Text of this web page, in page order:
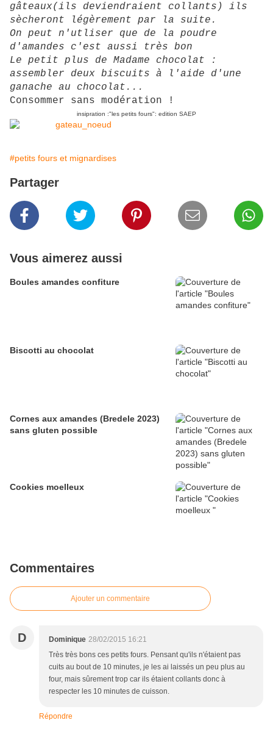
gâteaux(ils deviendraient collants) ils
sècheront légèrement par la suite.
On peut n'utliser que de la poudre
d'amandes c'est aussi très bon
Le petit plus de Madame chocolat :
assembler deux biscuits à l'aide d'une
ganache au chocolat...
Consommer sans modération !
insipration :"les petits fours": edition SAEP
#petits fours et mignardises
Partager
Vous aimerez aussi
Boules amandes confiture
Biscotti au chocolat
Cornes aux amandes (Bredele 2023)
sans gluten possible
Cookies moelleux
Commentaires
Ajouter un commentaire
D Dominique 28/02/2015 16:21
Très très bons ces petits fours. Pensant qu'ils n'étaient pas
cuits au bout de 10 minutes, je les ai laissés un peu plus au
four, mais sûrement trop car ils étaient collants donc à
respecter les 10 minutes de cuisson.
Répondre